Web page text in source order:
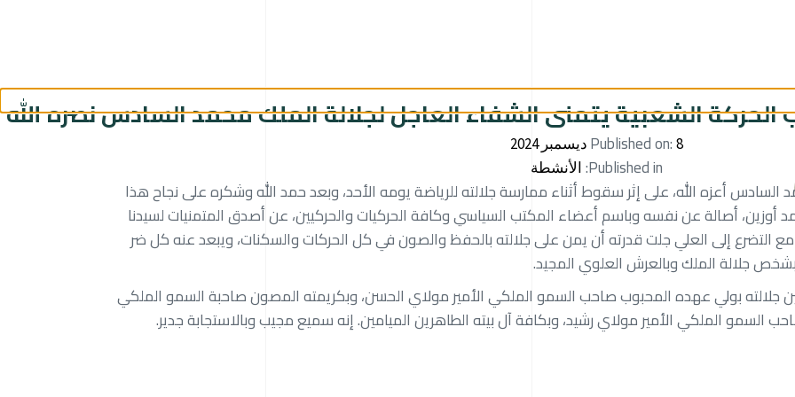
الحركة الشعبية يتمنى الشفاء العاجل لجلالة الملك محمد السادس نصره الله
Published on: 8 ديسمبر 2024
Published in: الأنشطة
أعزه الله، على إثر سقوط أثناء ممارسة جلالته للرياضة يومه الأحد، وبعد حمد الله وشكره على نجاح هذا
أوزين، أصالة عن نفسه وباسم أعضاء المكتب السياسي وكافة الحركيات والحركيين، عن أصدق المتمنيات لسيدنا
مع التضرع إلى العلي جلت قدرته أن يمن على جلالته بالحفظ والصون في كل الحركات والسكنات، ويبعد عنه كل ضر
جلالة الملك وبالعرش العلوي المجيد.
جلالته بولي عهده المحبوب صاحب السمو الملكي الأمير مولاي الحسن، وبكريمته المصون صاحبة السمو الملكي
السمو الملكي الأمير مولاي رشيد، وبكافة آل بيته الطاهرين الميامين. إنه سميع مجيب وبالاستجابة جدير.